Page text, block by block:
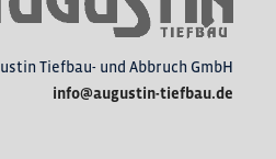
Tiefbau- und Abbruch GmbH
info@augustin-tiefbau.de